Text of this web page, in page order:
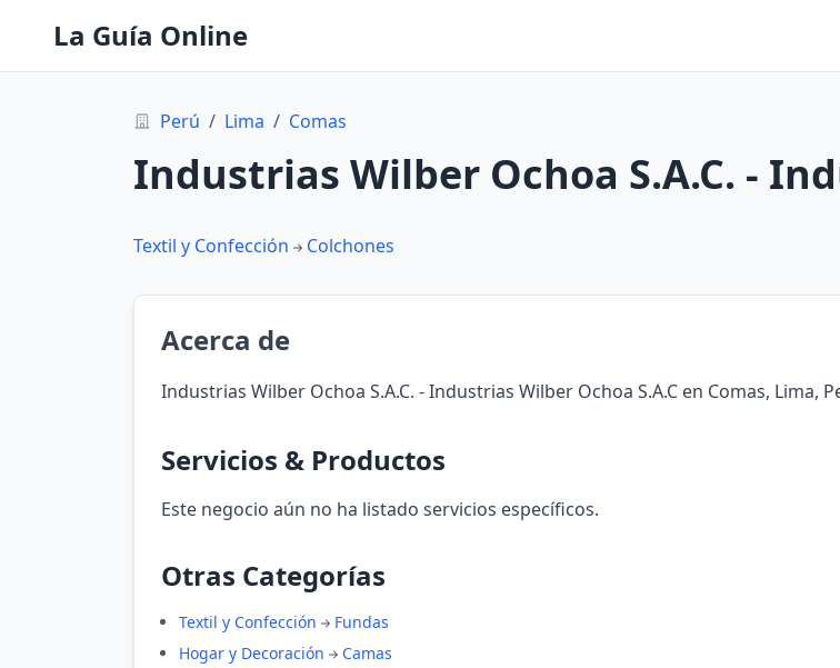
La Guía Online
Perú / Lima / Comas
Industrias Wilber Ochoa S.A.C. -
Textil y Confección Colchones
Acerca de
Industrias Wilber Ochoa S.A.C. - Industrias Wilber Ochoa S.A.C en Comas, Lima,
Servicios & Productos
Este negocio aún no ha listado servicios específicos.
Otras Categorías
Textil y Confección
Fundas
Hogar y Decoración
Camas